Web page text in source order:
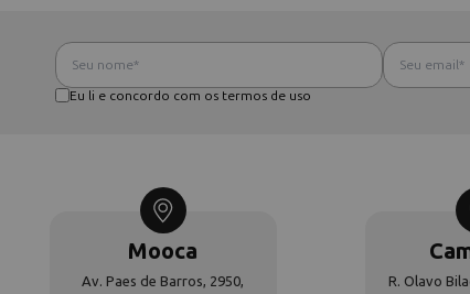
Eu li e concordo com os termos de uso
Mooca
Av. Paes de Barros, 2950,
R. Olavo